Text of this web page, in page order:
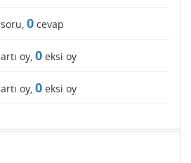
soru, 0 cevap
artı oy, 0 eksi oy
artı oy, 0 eksi oy